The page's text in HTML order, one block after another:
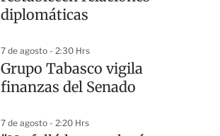
diplomáticas
7 de agosto - 2:30 Hrs
Grupo Tabasco vigila
finanzas del Senado
7 de agosto - 2:20 Hrs